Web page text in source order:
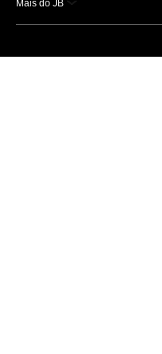
Mais do JB
Esportes